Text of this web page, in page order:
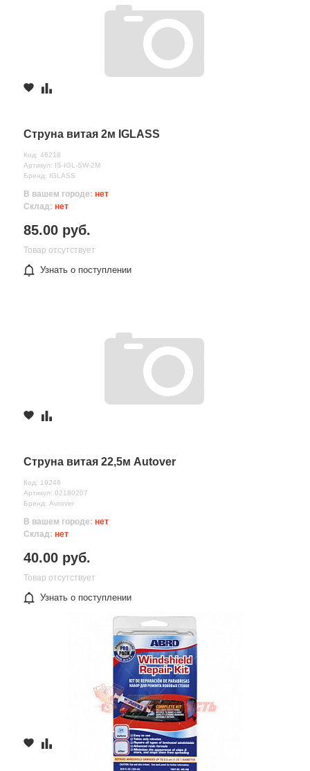
Струна витая 2м IGLASS
Код: 46218
Артикул: IS-IGL-SW-2M
Бренд: IGLASS
В вашем городе: нет
Склад: нет
85.00 руб.
Товар отсутствует
Узнать о поступлении
Струна витая 22,5м Autover
Код: 19246
Артикул: 02180207
Бренд: Autover
В вашем городе: нет
Склад: нет
40.00 руб.
Товар отсутствует
Узнать о поступлении